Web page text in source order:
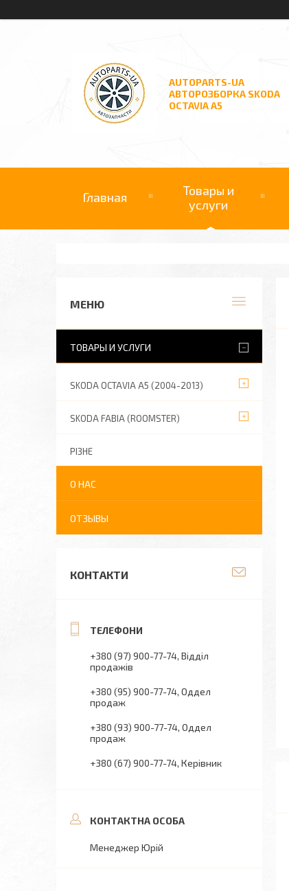
AUTOPARTS-UA
АВТОРОЗБОРКА SKODA
OCTAVIA A5
Главная
Товары и
услуги
ТОВАРЫ И УСЛУГИ
SKODA OCTAVIA A5 (2004-2013)
SKODA FABIA (ROOMSTER)
РІЗНЕ
О НАС
ОТЗЫВЫ
КОНТАКТИ
+380 (97) 900-77-74 Відділ
продажів
+380 (95) 900-77-74 Оддел
продаж
+380 (93) 900-77-74 Оддел
продаж
+380 (67) 900-77-74 Керівник
Менеджер Юрій